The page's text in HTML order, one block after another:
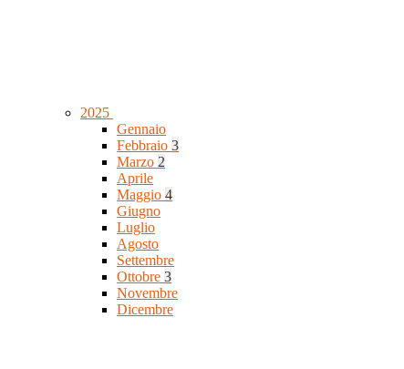
2025
Gennaio
Febbraio 3
Marzo 2
Aprile
Maggio 4
Giugno
Luglio
Agosto
Settembre
Ottobre 3
Novembre
Dicembre